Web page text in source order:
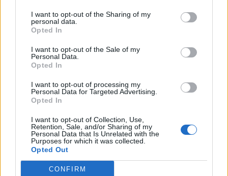
I want to opt-out of the Sharing of my
personal data.
Opted In
I want to opt-out of the Sale of my
Personal Data.
Opted In
I want to opt-out of processing my
Personal Data for Targeted Advertising.
Opted In
I want to opt-out of Collection, Use,
Retention, Sale, and/or Sharing of my
Personal Data that Is Unrelated with the
Purposes for which it was collected.
Opted Out
CONFIRM